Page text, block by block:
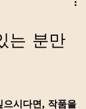
는 분만
시다면, 작품을